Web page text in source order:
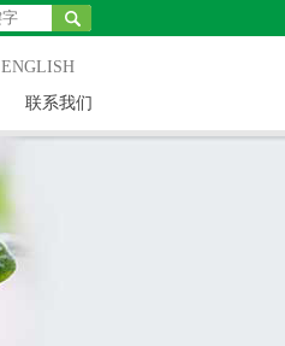
ENGLISH
联系我们